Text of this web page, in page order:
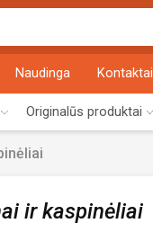
input
Naudinga Kontaktai
Originalūs produktai
ir kaspinėliai